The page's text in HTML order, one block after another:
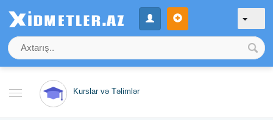
Kurslar və Təlimlər